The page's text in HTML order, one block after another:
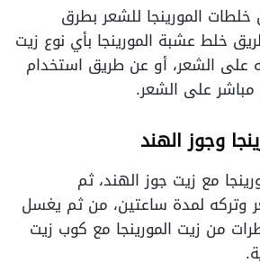
المورينجا للشعر بطرق
خلط عشبة المورينجا بأي نوع زيت
على الشعر، أو عن طريق استخدام
مباشر على الشعر.
وجوز الهند
مع زيت جوز الهند، ثم
وتركه لمدة ساعتين، من ثم يغسل
من زيت المورينجا مع كوب زيت